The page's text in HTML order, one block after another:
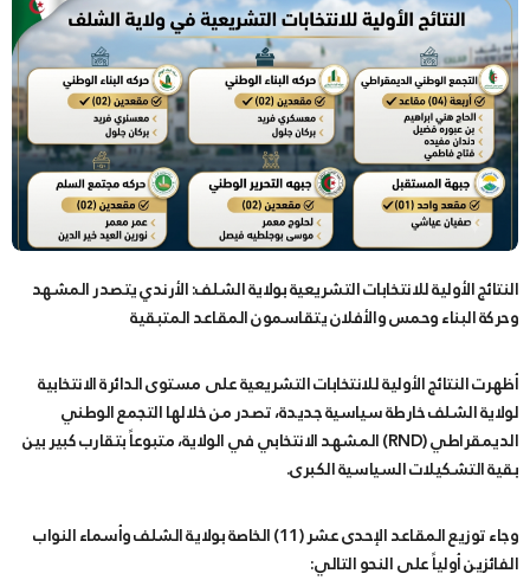
النتائج الأولية للانتخابات التشريعية بولاية الشلف: الأرندي يتصدر المشهد
وحركة البناء وحمس والأفلان يتقاسمون المقاعد المتبقية
​أظهرت النتائج الأولية للانتخابات التشريعية على مستوى الدائرة الانتخابية
لولاية الشلف خارطة سياسية جديدة، تصدر من خلالها التجمع الوطني
الديمقراطي (RND) المشهد الانتخابي في الولاية، متبوعاً بتقارب كبير بين
بقية التشكيلات السياسية الكبرى.
​وجاء توزيع المقاعد الإحدى عشر (11) الخاصة بولاية الشلف وأسماء النواب
الفائزين أولياً على النحو التالي: